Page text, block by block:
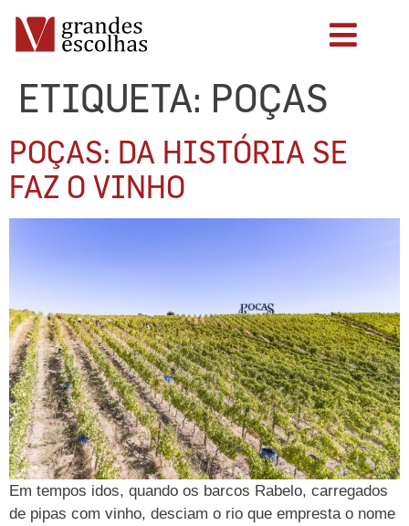
ETIQUETA: POÇAS
POÇAS: DA HISTÓRIA SE
FAZ O VINHO
Em tempos idos, quando os barcos Rabelo, carregados
de pipas com vinho, desciam o rio que empresta o nome